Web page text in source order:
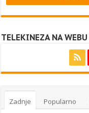
TELEKINEZA NA WEBU
Zadnje Popularno